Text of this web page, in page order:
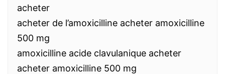
acheter
acheter de l’amoxicilline acheter amoxicilline
500 mg
amoxicilline acide clavulanique acheter
acheter amoxicilline 500 mg